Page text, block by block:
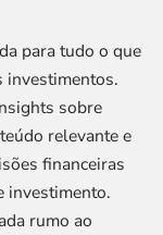
para tudo o que
investimentos.
sobre
relevante e
financeiras
investimento.
rumo ao